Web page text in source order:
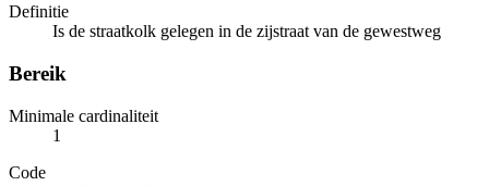
Definitie
Is de straatkolk gelegen in de zijstraat van de gewestweg
Bereik
Minimale cardinaliteit
1
Code